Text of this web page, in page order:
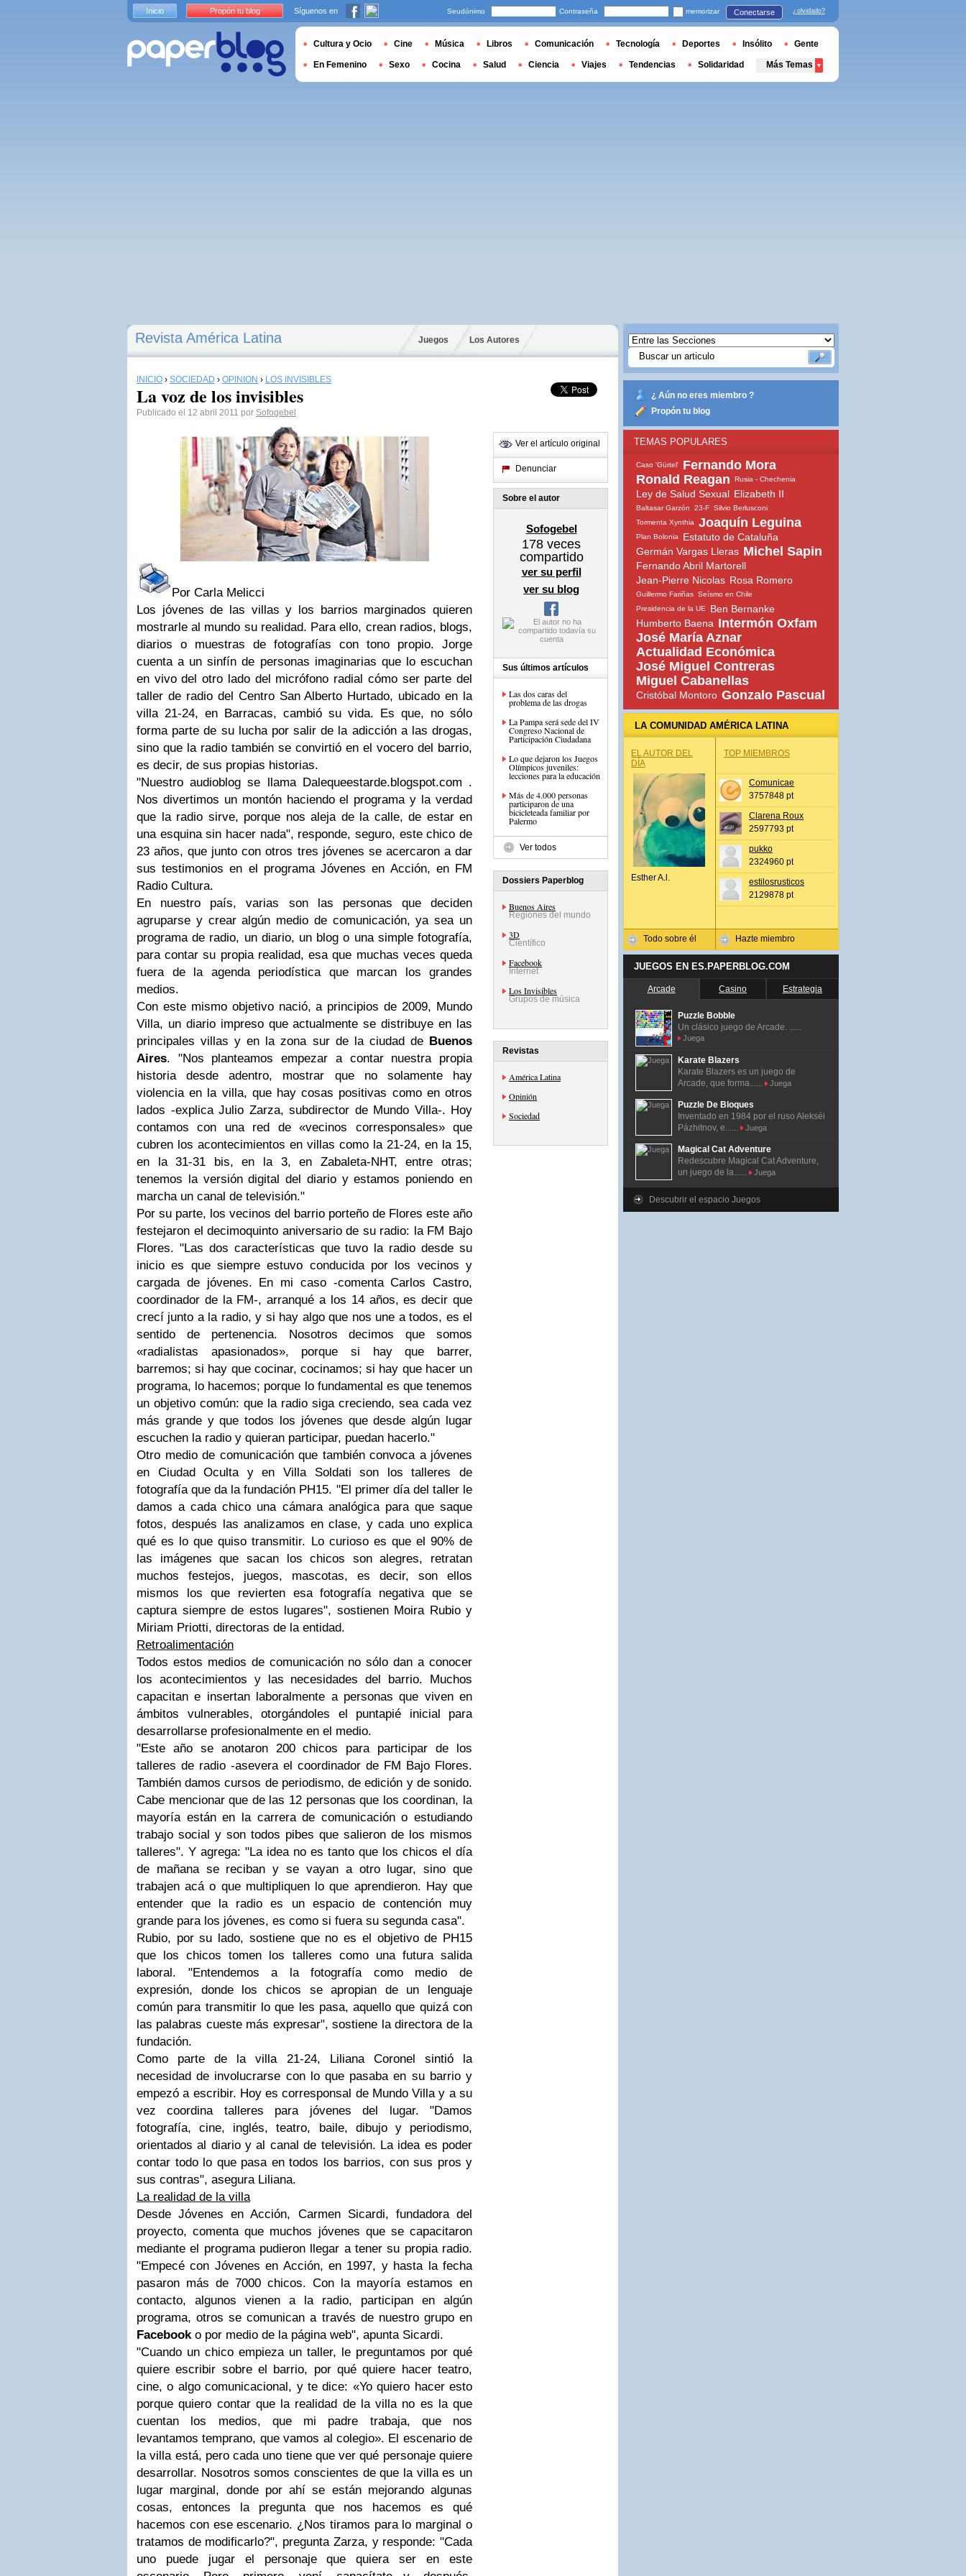
Revista América Latina Juegos Los Autores
INICIO › SOCIEDAD › OPINIÓN › LOS INVISIBLES
La voz de los invisibles
Publicado el 12 abril 2011 por Sofogebel
Por Carla Melicci
Los jóvenes de las villas y los barrios marginados quieren
mostrarle al mundo su realidad. Para ello, crean radios, blogs,
diarios o muestras de fotografías con tono propio. Jorge
cuenta a un sinfín de personas imaginarias que lo escuchan
en vivo del otro lado del micrófono radial cómo ser parte del
taller de radio del Centro San Alberto Hurtado, ubicado en la
villa 21-24, en Barracas, cambió su vida. Es que, no sólo
forma parte de su lucha por salir de la adicción a las drogas,
sino que la radio también se convirtió en el vocero del barrio,
es decir, de sus propias historias.
"Nuestro audioblog se llama Dalequeestarde.blogspot.com .
Nos divertimos un montón haciendo el programa y la verdad
que la radio sirve, porque nos aleja de la calle, de estar en
una esquina sin hacer nada", responde, seguro, este chico de
23 años, que junto con otros tres jóvenes se acercaron a dar
sus testimonios en el programa Jóvenes en Acción, en FM
Radio Cultura.
En nuestro país, varias son las personas que deciden
agruparse y crear algún medio de comunicación, ya sea un
programa de radio, un diario, un blog o una simple fotografía,
para contar su propia realidad, esa que muchas veces queda
fuera de la agenda periodística que marcan los grandes
medios.
Con este mismo objetivo nació, a principios de 2009, Mundo
Villa, un diario impreso que actualmente se distribuye en las
principales villas y en la zona sur de la ciudad de Buenos
Aires. "Nos planteamos empezar a contar nuestra propia
historia desde adentro, mostrar que no solamente hay
violencia en la villa, que hay cosas positivas como en otros
lados -explica Julio Zarza, subdirector de Mundo Villa-. Hoy
contamos con una red de «vecinos corresponsales» que
cubren los acontecimientos en villas como la 21-24, en la 15,
en la 31-31 bis, en la 3, en Zabaleta-NHT, entre otras;
tenemos la versión digital del diario y estamos poniendo en
marcha un canal de televisión."
Por su parte, los vecinos del barrio porteño de Flores este año
festejaron el decimoquinto aniversario de su radio: la FM Bajo
Flores. "Las dos características que tuvo la radio desde su
inicio es que siempre estuvo conducida por los vecinos y
cargada de jóvenes. En mi caso -comenta Carlos Castro,
coordinador de la FM-, arranqué a los 14 años, es decir que
crecí junto a la radio, y si hay algo que nos une a todos, es el
sentido de pertenencia. Nosotros decimos que somos
«radialistas apasionados», porque si hay que barrer,
barremos; si hay que cocinar, cocinamos; si hay que hacer un
programa, lo hacemos; porque lo fundamental es que tenemos
un objetivo común: que la radio siga creciendo, sea cada vez
más grande y que todos los jóvenes que desde algún lugar
escuchen la radio y quieran participar, puedan hacerlo."
Otro medio de comunicación que también convoca a jóvenes
en Ciudad Oculta y en Villa Soldati son los talleres de
fotografía que da la fundación PH15. "El primer día del taller le
damos a cada chico una cámara analógica para que saque
fotos, después las analizamos en clase, y cada uno explica
qué es lo que quiso transmitir. Lo curioso es que el 90% de
las imágenes que sacan los chicos son alegres, retratan
muchos festejos, juegos, mascotas, es decir, son ellos
mismos los que revierten esa fotografía negativa que se
captura siempre de estos lugares", sostienen Moira Rubio y
Miriam Priotti, directoras de la entidad.
Retroalimentación
Todos estos medios de comunicación no sólo dan a conocer
los acontecimientos y las necesidades del barrio. Muchos
capacitan e insertan laboralmente a personas que viven en
ámbitos vulnerables, otorgándoles el puntapié inicial para
desarrollarse profesionalmente en el medio.
"Este año se anotaron 200 chicos para participar de los
talleres de radio -asevera el coordinador de FM Bajo Flores.
También damos cursos de periodismo, de edición y de sonido.
Cabe mencionar que de las 12 personas que los coordinan, la
mayoría están en la carrera de comunicación o estudiando
trabajo social y son todos pibes que salieron de los mismos
talleres". Y agrega: "La idea no es tanto que los chicos el día
de mañana se reciban y se vayan a otro lugar, sino que
trabajen acá o que multipliquen lo que aprendieron. Hay que
entender que la radio es un espacio de contención muy
grande para los jóvenes, es como si fuera su segunda casa".
Rubio, por su lado, sostiene que no es el objetivo de PH15
que los chicos tomen los talleres como una futura salida
laboral. "Entendemos a la fotografía como medio de
expresión, donde los chicos se apropian de un lenguaje
común para transmitir lo que les pasa, aquello que quizá con
las palabras cueste más expresar", sostiene la directora de la
fundación.
Como parte de la villa 21-24, Liliana Coronel sintió la
necesidad de involucrarse con lo que pasaba en su barrio y
empezó a escribir. Hoy es corresponsal de Mundo Villa y a su
vez coordina talleres para jóvenes del lugar. "Damos
fotografía, cine, inglés, teatro, baile, dibujo y periodismo,
orientados al diario y al canal de televisión. La idea es poder
contar todo lo que pasa en todos los barrios, con sus pros y
sus contras", asegura Liliana.
La realidad de la villa
Desde Jóvenes en Acción, Carmen Sicardi, fundadora del
proyecto, comenta que muchos jóvenes que se capacitaron
mediante el programa pudieron llegar a tener su propia radio.
"Empecé con Jóvenes en Acción, en 1997, y hasta la fecha
pasaron más de 7000 chicos. Con la mayoría estamos en
contacto, algunos vienen a la radio, participan en algún
programa, otros se comunican a través de nuestro grupo en
Facebooko por medio de la página web", apunta Sicardi.
"Cuando un chico empieza un taller, le preguntamos por qué
quiere escribir sobre el barrio, por qué quiere hacer teatro,
cine, o algo comunicacional, y te dice: «Yo quiero hacer esto
porque quiero contar que la realidad de la villa no es la que
cuentan los medios, que mi padre trabaja, que nos
levantamos temprano, que vamos al colegio». El escenario de
la villa está, pero cada uno tiene que ver qué personaje quiere
desarrollar. Nosotros somos conscientes de que la villa es un
lugar marginal, donde por ahí se están mejorando algunas
cosas, entonces la pregunta que nos hacemos es qué
hacemos con ese escenario. ¿Nos tiramos para lo marginal o
tratamos de modificarlo?", pregunta Zarza, y responde: "Cada
uno puede jugar el personaje que quiera ser en este
Ver el artículo original
Denunciar
Sobre el autor
Sofogebel
178 veces
compartido
ver su perfil
ver su blog
Sus últimos artículos
Las dos caras del
problema de las drogas
La Pampa será sede del IV
Congreso Nacional de
Participación Ciudadana
Lo que dejaron los Juegos
Olímpicos juveniles:
lecciones para la educación
Más de 4.000 personas
participaron de una
bicicleteada familiar por
Palermo
Ver todos
Dossiers Paperblog
Buenos Aires
Regiones del mundo
3D
Científico
Facebook
Internet
Los Invisibles
Grupos de música
Revistas
América Latina
Opinión
Sociedad
¿ Aún no eres miembro ?
Propón tu blog
TEMAS POPULARES
Caso 'Gürtel'
Fernando Mora
Ronald Reagan
Rusia - Chechenia
Ley de Salud Sexual Elizabeth II
Baltasar Garzón 23-F Silvio Berlusconi
Tormenta Xynthia
Joaquín Leguina
Plan Bolonia
Estatuto de Cataluña
Germán Vargas Lleras Michel Sapin
Fernando Abril Martorell
Jean-Pierre Nicolas Rosa Romero
Guillermo Fariñas Seísmo en Chile
Presidencia de la UE
Ben Bernanke
Humberto Baena Intermón Oxfam
José María Aznar
Actualidad Económica
José Miguel Contreras
Miguel Cabanellas
Cristóbal Montoro Gonzalo Pascual
LA COMUNIDAD AMÉRICA LATINA
EL AUTOR DEL
DÍA
Esther A.l.
Todo sobre él
TOP MIEMBROS
Comunicae
3757848 pt
Clarena Roux
2597793 pt
pukko
2324960 pt
estilosrusticos
2129878 pt
Hazte miembro
JUEGOS EN ES.PAPERBLOG.COM
Arcade Casino Estrategia
Puzzle Bobble
Un clásico juego de Arcade. ......
Juega
Karate Blazers
Karate Blazers es un juego de
Arcade, que forma......
Juega
Puzzle De Bloques
Inventado en 1984 por el ruso Alekséi
Pázhitnov, e......
Juega
Magical Cat Adventure
Redescubre Magical Cat Adventure,
un juego de la......
Juega
Descubrir el espacio Juegos
Inicio Propón tu blog Síguenos en Seudónimo Contraseña memorizar Conectarse ¿olvidado?
Cultura y Ocio Cine Música Libros Comunicación Tecnología Deportes Insólito Gente
En Femenino Sexo Cocina Salud Ciencia Viajes Tendencias Solidaridad Más Temas